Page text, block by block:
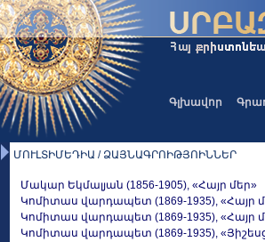
Գլխավոր
ՄՈՒԼՏԻՄԵԴԻԱ / ՁԱՅՆԱԳՐՈԻԹՅՈԻՆՆԵՐ
Մակար Եկմալյան (1856-1905), «Հայր մեր»
Կոմիտաս վարդապետ (1869-1935), «Հայր
Կոմիտաս վարդապետ (1869-1935), «Հայր
Կոմիտաս վարդապետ (1869-1935),